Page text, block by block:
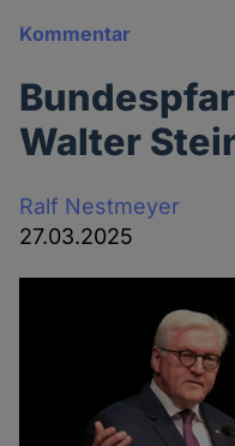
Kommentar
Walter
Ralf Nestmeyer
27.03.2025